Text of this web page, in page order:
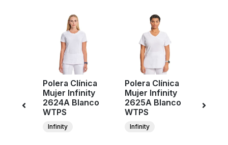
Polera Clínica
Mujer Infinity
2624A Blanco
WTPS
Infinity
Polera Clínica
Mujer Infinity
2625A Blanco
WTPS
Infinity